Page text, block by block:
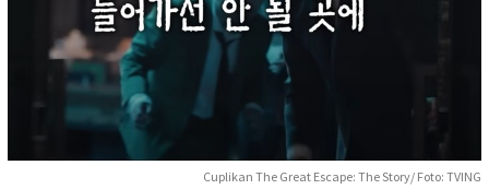
Cuplikan The Great Escape: The Story/ Foto: TVING